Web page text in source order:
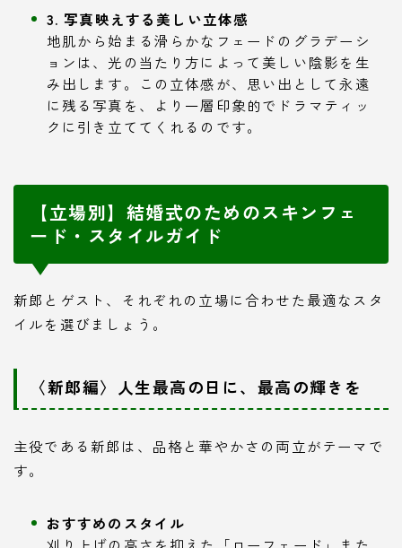
3. 写真映えする美しい立体感
地肌から始まる滑らかなフェードのグラデーシ
ョンは、光の当たり方によって美しい陰影を生
み出します。この立体感が、思い出として永遠
に残る写真を、より一層印象的でドラマティッ
クに引き立ててくれるのです。
【立場別】結婚式のためのスキンフェ
ード・スタイルガイド
新郎とゲスト、それぞれの立場に合わせた最適なスタ
イルを選びましょう。
〈新郎編〉人生最高の日に、最高の輝きを
主役である新郎は、品格と華やかさの両立がテーマで
す。
おすすめのスタイル